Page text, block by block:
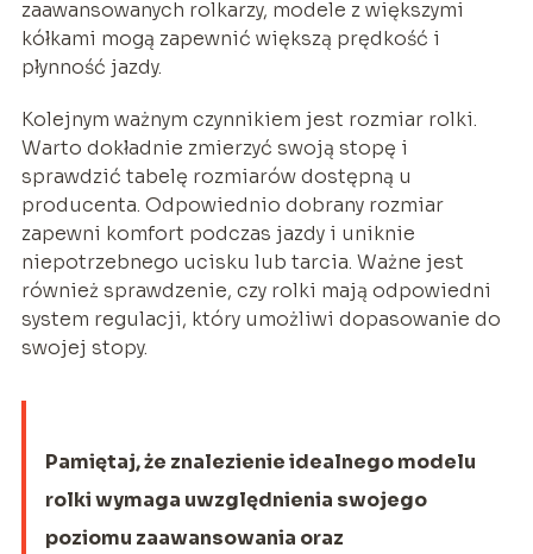
zaawansowanych rolkarzy, modele z większymi
kółkami mogą zapewnić większą prędkość i
płynność jazdy.
Kolejnym ważnym czynnikiem jest rozmiar rolki.
Warto dokładnie zmierzyć swoją stopę i
sprawdzić tabelę rozmiarów dostępną u
producenta. Odpowiednio dobrany rozmiar
zapewni komfort podczas jazdy i uniknie
niepotrzebnego ucisku lub tarcia. Ważne jest
również sprawdzenie, czy rolki mają odpowiedni
system regulacji, który umożliwi dopasowanie do
swojej stopy.
Pamiętaj, że znalezienie idealnego modelu
rolki wymaga uwzględnienia swojego
poziomu zaawansowania oraz